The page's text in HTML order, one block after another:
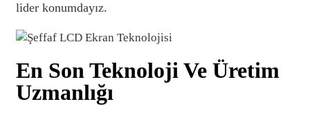
lider konumdayız.
En Son Teknoloji Ve Üretim
Uzmanlığı